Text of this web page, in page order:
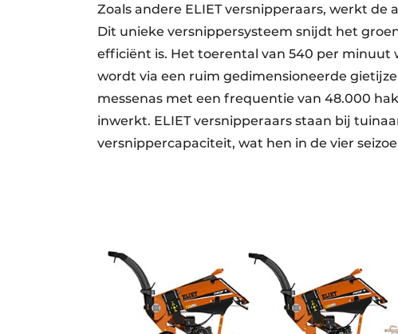
Zoals andere ELIET versnipperaars, werkt
Dit unieke versnippersysteem snijdt het
efficiënt is. Het toerental van 540 per
wordt via een ruim gedimensioneerde
messenas met een frequentie van 48.000
inwerkt. ELIET versnipperaars staan bij
versnippercapaciteit, wat hen in de vier